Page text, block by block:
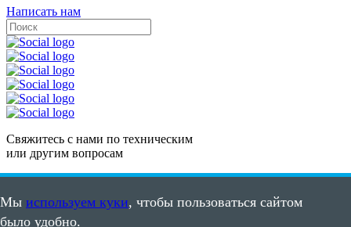
Мы используем куки, чтобы пользоваться сайтом
было удобно.
Написать нам
Свяжитесь с нами по техническим
или другим вопросам
Написать нам
Карта сайта
Пользовательское соглашение